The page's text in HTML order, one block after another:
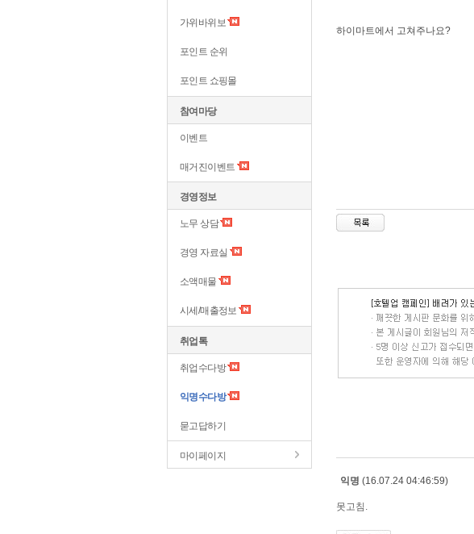
가위바위보
포인트 순위
포인트 쇼핑몰
참여마당
이벤트
매거진이벤트
경영정보
노무 상담
경영 자료실
소액매물
시세/매출정보
취업톡
취업수다방
익명수다방
묻고답하기
마이페이지
하이마트에서 고쳐주나요?